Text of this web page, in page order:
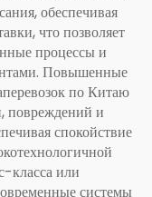
обеспечивая
что позволяет
процессы и
Повышенные
по Китаю
повреждений и
спокойствие
класса или
системы